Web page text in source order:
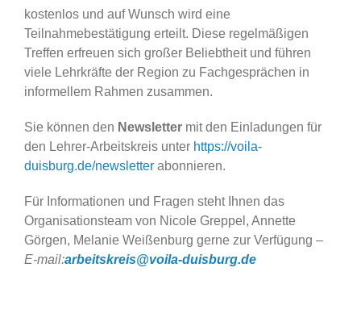
kostenlos und auf Wunsch wird eine
Teilnahmebestätigung erteilt. Diese regelmäßigen
Treffen erfreuen sich großer Beliebtheit und führen
viele Lehrkräfte der Region zu Fachgesprächen in
informellem Rahmen zusammen.
Sie können den Newslettermit den Einladungen für
den Lehrer-Arbeitskreis unter https://voila-
duisburg.de/newsletterabonnieren.
Für Informationen und Fragen steht Ihnen das
Organisationsteam von Nicole Greppel, Annette
Görgen, Melanie Weißenburg gerne zur Verfügung –
E-mail:arbeitskreis@voila-duisburg.de